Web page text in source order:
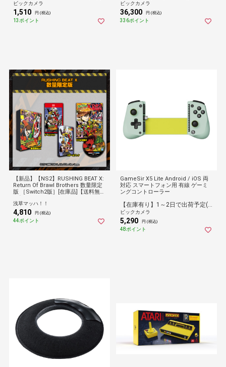
ビックカメラ
1,510 円 (税込)
13ポイント
ビックカメラ
36,300 円 (税込)
336ポイント
【新品】【NS2】RUSHING BEAT X:
Return Of Brawl Brothers 数量限定
版 ［Switch2版］[在庫品]【送料無
浅草マッハ！！
4,810 円 (税込)
44ポイント
GameSir X5 Lite Android / iOS 両
対応 スマートフォン用 有線 ゲーミ
ングコントローラー
ビックカメラ
5,290 円 (税込)
48ポイント